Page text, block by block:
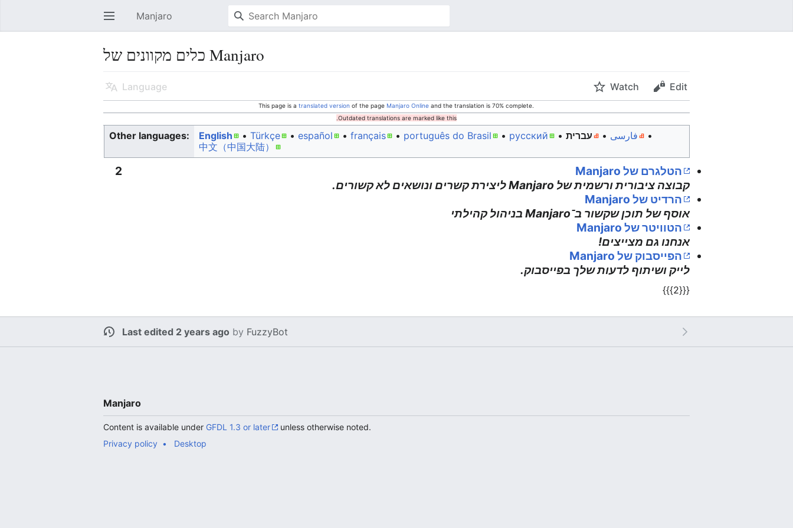
Open main menu Manjaro
כלים מקוונים של Manjaro
Language Watch Edit
This page is atranslated version of the pageManjaro Online and the translation is 70% complete.
Outdated translations are marked like this.
Other languages: English • ‎ Türkçe • ‎ español • ‎ français • ‎ português do Brasil • ‎ русский • ‎ עברית • ‎ فارسی • ‎
中文（中国大陆）‎
הטלגרם של Manjaro
קבוצה ציבורית ורשמית של Manjaro ליצירת קשרים ונושאים לא קשורים.
הרדיט של Manjaro
אוסף של תוכן שקשור ב־Manjaro בניהול קהילתי
הטוויטר של Manjaro
אנחנו גם מצייצים!
הפייסבוק של Manjaro
לייק ושיתוף לדעות שלך בפייסבוק.
2
{{{2}}}
Last edited 2 years ago by FuzzyBot
Manjaro
Content is available under GFDL 1.3 or later
unless otherwise noted.
Privacy policy
Desktop